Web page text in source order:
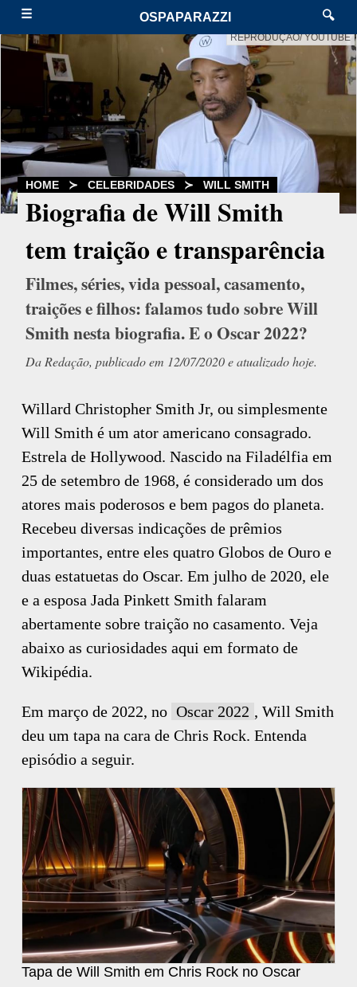
☰ OSPAPARAZZI 🔍
REPRODUÇÃO/ YOUTUBE
HOME ≻ CELEBRIDADES ≻ WILL SMITH
Biografia de Will Smith
tem traição e transparência
Filmes, séries, vida pessoal, casamento,
traições e filhos: falamos tudo sobre Will
Smith nesta biografia. E o Oscar 2022?
Da Redação, publicado em 12/07/2020 e atualizado hoje.
Willard Christopher Smith Jr, ou simplesmente
Will Smith é um ator americano consagrado.
Estrela de Hollywood. Nascido na Filadélfia em
25 de setembro de 1968, é considerado um dos
atores mais poderosos e bem pagos do planeta.
Recebeu diversas indicações de prêmios
importantes, entre eles quatro Globos de Ouro e
duas estatuetas do Oscar. Em julho de 2020, ele
e a esposa Jada Pinkett Smith falaram
abertamente sobre traição no casamento. Veja
abaixo as curiosidades aqui em formato de
Wikipédia.
Em março de 2022, no Oscar 2022 , Will Smith
deu um tapa na cara de Chris Rock. Entenda
episódio a seguir.
Tapa de Will Smith em Chris Rock no Oscar